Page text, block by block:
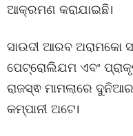
ଆକ୍ରମଣ କରାଯାଇଛି।
ସାଉଦୀ ଆରବ ଅରାମକୋ
ପେଟ୍ରୋଲିଯମ ଏବଂ
ରାଜସ୍ଵ ମାମଲାରେ
କମ୍ପାନୀ ଅଟେ।